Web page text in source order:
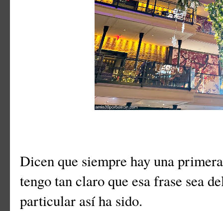
Dicen que siempre hay una
tengo tan claro que esa frase sea
particular así ha sido.